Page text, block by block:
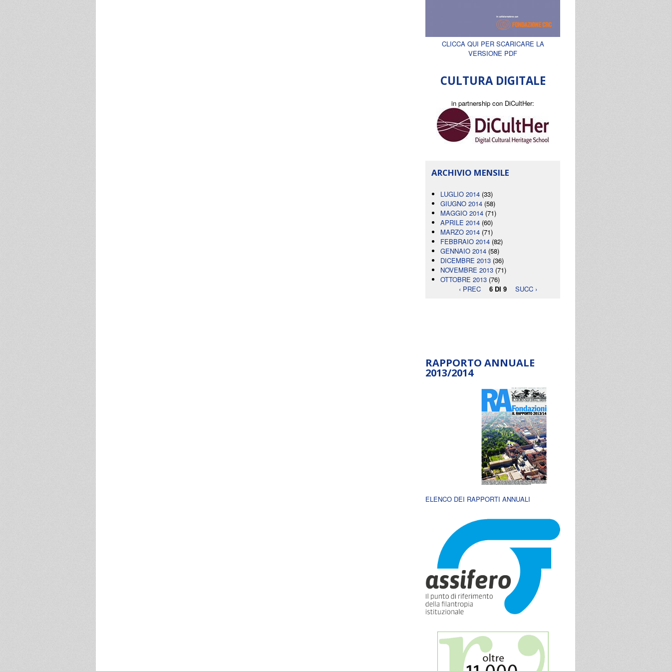
CLICCA QUI PER SCARICARE LA
VERSIONE PDF
CULTURA DIGITALE
in partnership con DiCultHer:
ARCHIVIO MENSILE
LUGLIO 2014 (33)
GIUGNO 2014 (58)
MAGGIO 2014 (71)
APRILE 2014 (60)
MARZO 2014 (71)
FEBBRAIO 2014 (82)
GENNAIO 2014 (58)
DICEMBRE 2013 (36)
NOVEMBRE 2013 (71)
OTTOBRE 2013 (76)
‹ PREC
6 DI 9 SUCC ›
RAPPORTO ANNUALE
2013/2014
ELENCO DEI RAPPORTI ANNUALI